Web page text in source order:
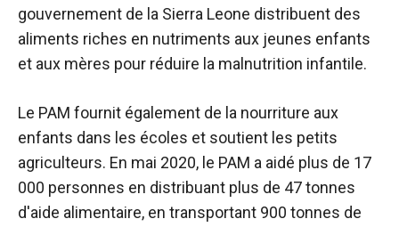
gouvernement de la Sierra Leone distribuent des
aliments riches en nutriments aux jeunes enfants
et aux mères pour réduire la malnutrition infantile.
Le PAM fournit également de la nourriture aux
enfants dans les écoles et soutient les petits
agriculteurs. En mai 2020, le PAM a aidé plus de 17
000 personnes en distribuant plus de 47 tonnes
d'aide alimentaire, en transportant 900 tonnes de